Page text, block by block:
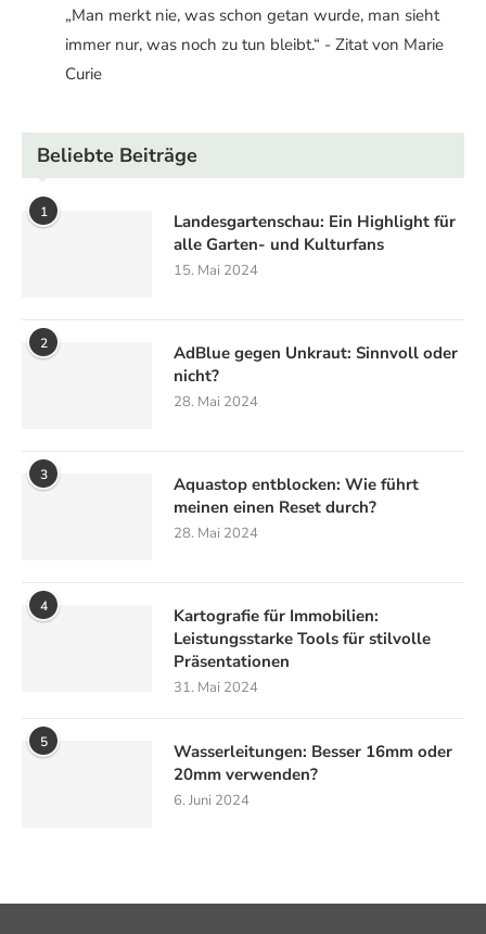
„Man merkt nie, was schon getan wurde, man sieht
immer nur, was noch zu tun bleibt.“ - Zitat von Marie
Curie
Beliebte Beiträge
1
Landesgartenschau: Ein Highlight für
alle Garten- und Kulturfans
15. Mai 2024
2
AdBlue gegen Unkraut: Sinnvoll oder
nicht?
28. Mai 2024
3
Aquastop entblocken: Wie führt
meinen einen Reset durch?
28. Mai 2024
4
Kartografie für Immobilien:
Leistungsstarke Tools für stilvolle
Präsentationen
31. Mai 2024
5
Wasserleitungen: Besser 16mm oder
20mm verwenden?
6. Juni 2024